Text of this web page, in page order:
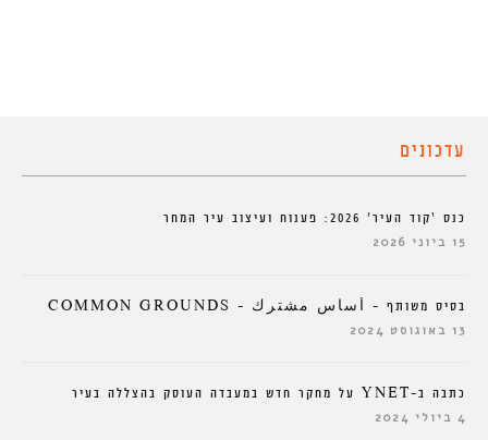
עדכונים
כנס ‘קוד העיר’ 2026: פענוח ועיצוב עיר המחר
15 ביוני 2026
בסיס משותף – أساس مشترك – COMMON GROUNDS
13 באוגוסט 2024
כתבה ב-YNET על מחקר חדש במעבדה העוסק בהצללה בעיר
4 ביולי 2024